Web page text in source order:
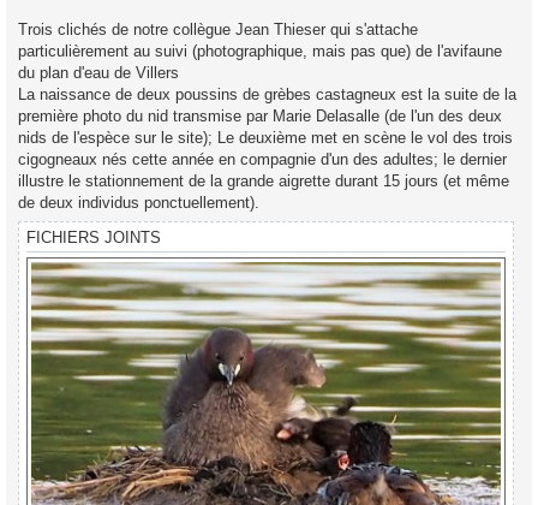
g
e
Trois clichés de notre collègue Jean Thieser qui s'attache
particulièrement au suivi (photographique, mais pas que) de l'avifaune
du plan d'eau de Villers
La naissance de deux poussins de grèbes castagneux est la suite de la
première photo du nid transmise par Marie Delasalle (de l'un des deux
nids de l'espèce sur le site); Le deuxième met en scène le vol des trois
cigogneaux nés cette année en compagnie d'un des adultes; le dernier
illustre le stationnement de la grande aigrette durant 15 jours (et même
de deux individus ponctuellement).
FICHIERS JOINTS